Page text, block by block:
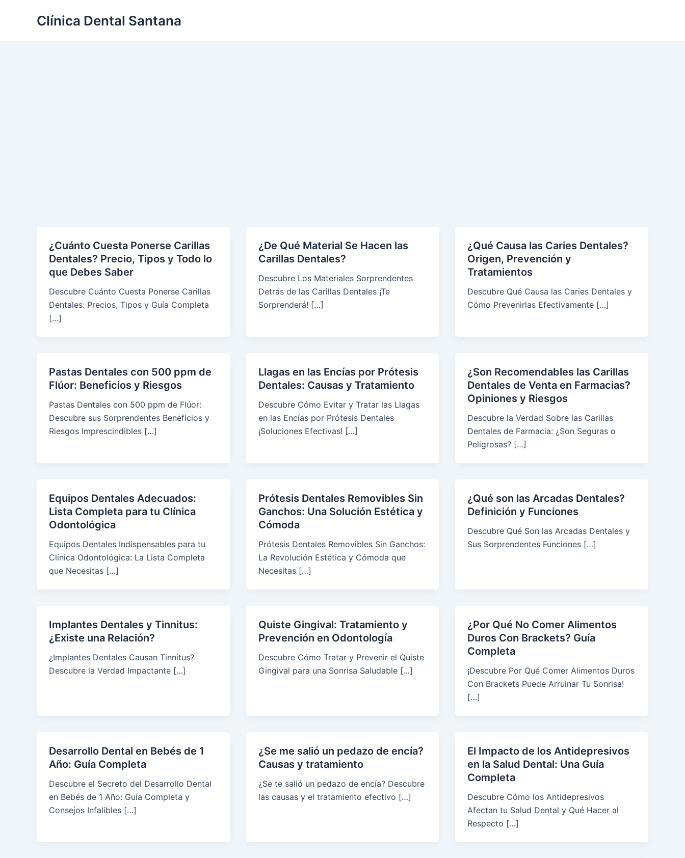
Clínica Dental Santana
¿Cuánto Cuesta Ponerse Carillas
Dentales? Precio, Tipos y Todo lo
que Debes Saber
Descubre Cuánto Cuesta Ponerse Carillas
Dentales: Precios, Tipos y Guía Completa
[…]
¿De Qué Material Se Hacen las
Carillas Dentales?
Descubre Los Materiales Sorprendentes
Detrás de las Carillas Dentales ¡Te
Sorprenderá! […]
¿Qué Causa las Caries Dentales?
Origen, Prevención y
Tratamientos
Descubre Qué Causa las Caries Dentales y
Cómo Prevenirlas Efectivamente […]
Pastas Dentales con 500 ppm de
Flúor: Beneficios y Riesgos
Pastas Dentales con 500 ppm de Flúor:
Descubre sus Sorprendentes Beneficios y
Riesgos Imprescindibles […]
Llagas en las Encías por Prótesis
Dentales: Causas y Tratamiento
Descubre Cómo Evitar y Tratar las Llagas
en las Encías por Prótesis Dentales
¡Soluciones Efectivas! […]
¿Son Recomendables las Carillas
Dentales de Venta en Farmacias?
Opiniones y Riesgos
Descubre la Verdad Sobre las Carillas
Dentales de Farmacia: ¿Son Seguras o
Peligrosas? […]
Equipos Dentales Adecuados:
Lista Completa para tu Clínica
Odontológica
Equipos Dentales Indispensables para tu
Clínica Odontológica: La Lista Completa
que Necesitas […]
Prótesis Dentales Removibles Sin
Ganchos: Una Solución Estética y
Cómoda
Prótesis Dentales Removibles Sin Ganchos:
La Revolución Estética y Cómoda que
Necesitas […]
¿Qué son las Arcadas Dentales?
Definición y Funciones
Descubre Qué Son las Arcadas Dentales y
Sus Sorprendentes Funciones […]
Implantes Dentales y Tinnitus:
¿Existe una Relación?
¿Implantes Dentales Causan Tinnitus?
Descubre la Verdad Impactante […]
Quiste Gingival: Tratamiento y
Prevención en Odontología
Descubre Cómo Tratar y Prevenir el Quiste
Gingival para una Sonrisa Saludable […]
¿Por Qué No Comer Alimentos
Duros Con Brackets? Guía
Completa
¡Descubre Por Qué Comer Alimentos Duros
Con Brackets Puede Arruinar Tu Sonrisa!
[…]
Desarrollo Dental en Bebés de 1
Año: Guía Completa
Descubre el Secreto del Desarrollo Dental
en Bebés de 1 Año: Guía Completa y
Consejos Infalibles […]
¿Se me salió un pedazo de encía?
Causas y tratamiento
¿Se te salió un pedazo de encía? Descubre
las causas y el tratamiento efectivo […]
El Impacto de los Antidepresivos
en la Salud Dental: Una Guía
Completa
Descubre Cómo los Antidepresivos
Afectan tu Salud Dental y Qué Hacer al
Respecto […]